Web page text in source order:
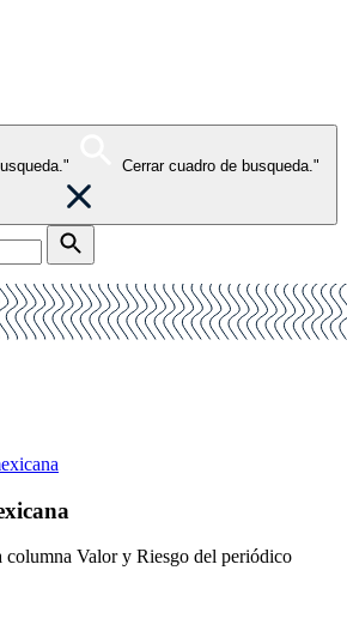
Cerrar cuadro de busqueda."
Valor y Riesgo del periódico